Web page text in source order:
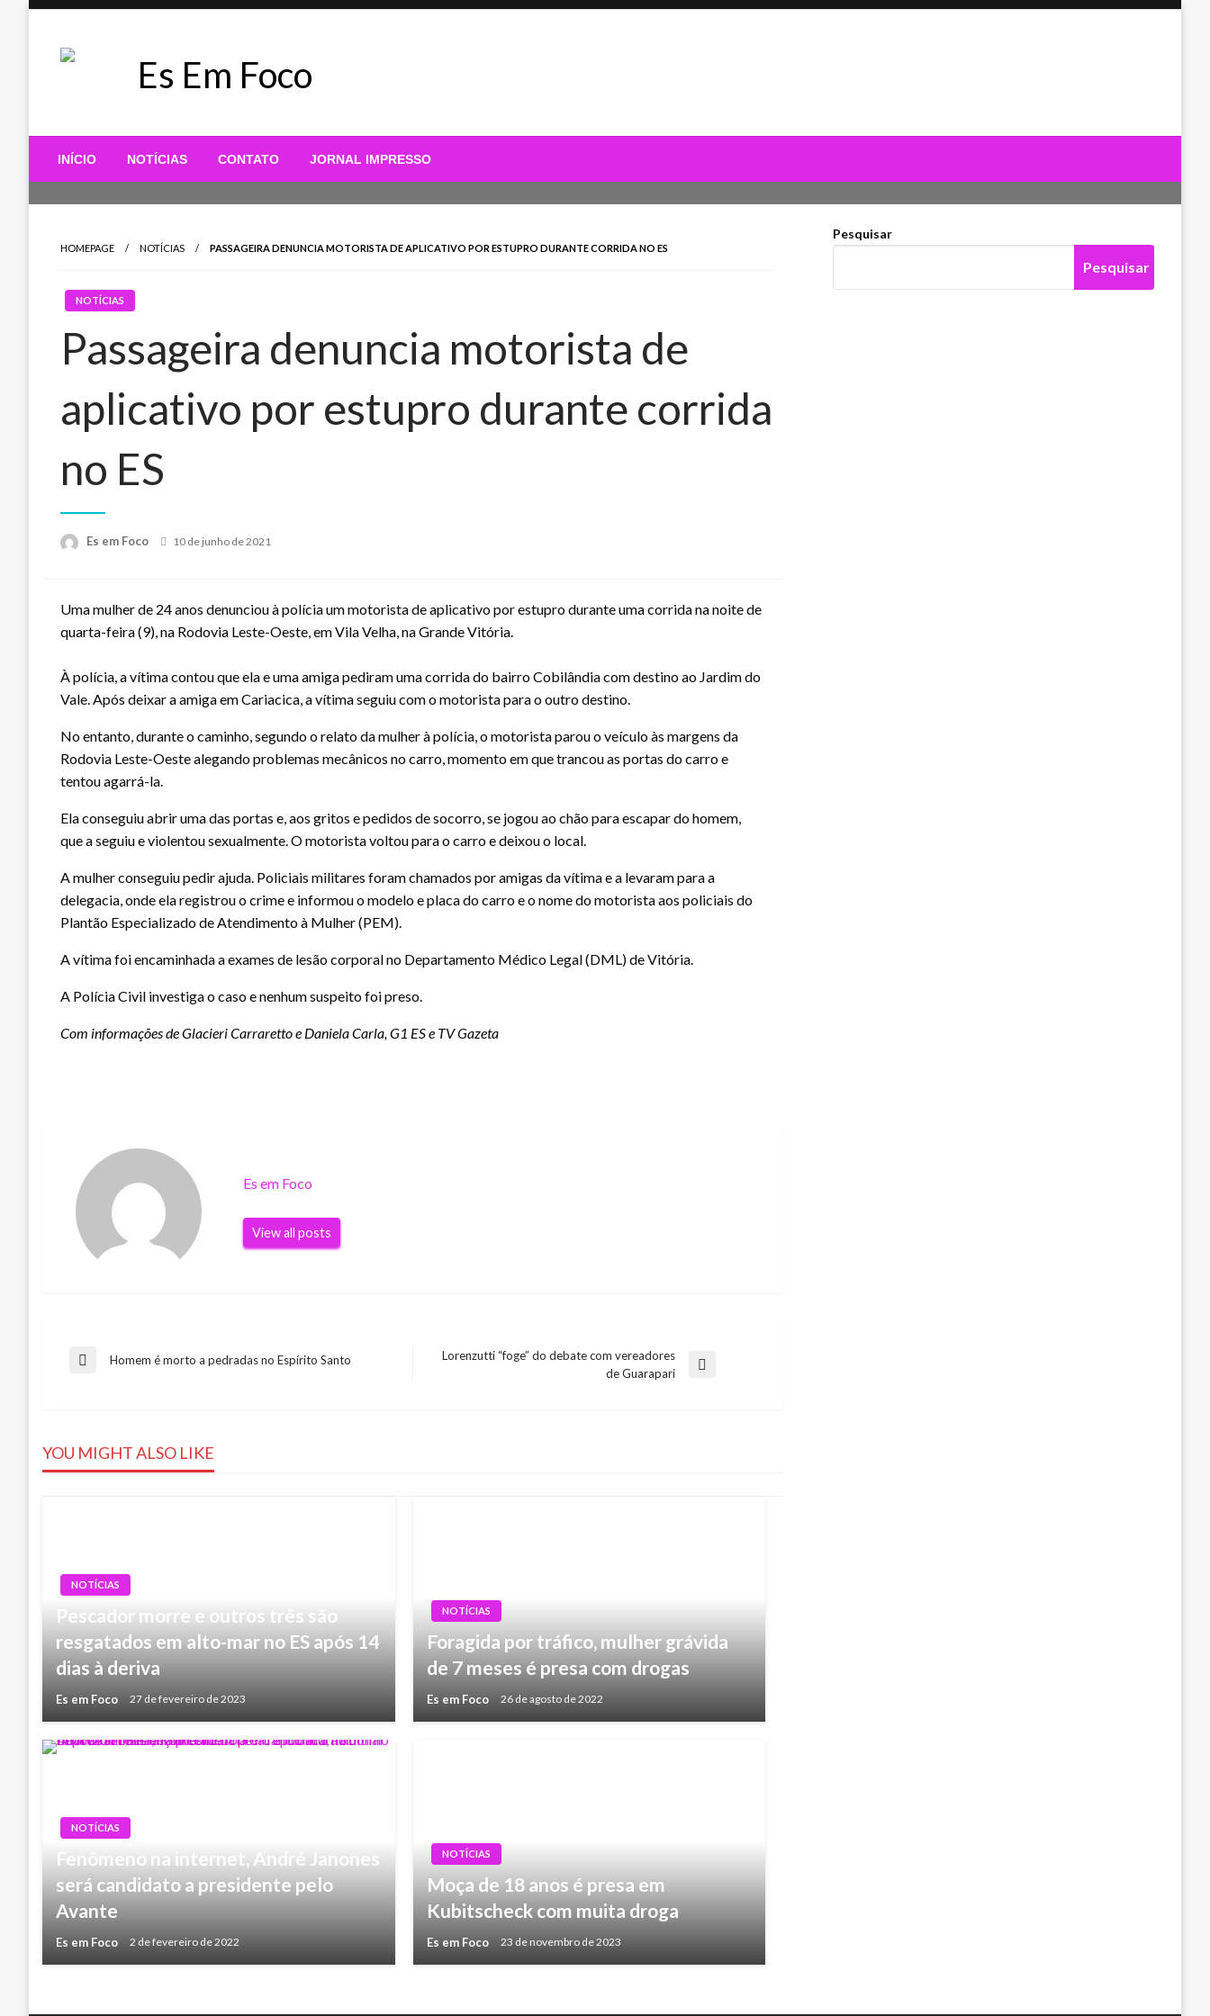
Es Em Foco
INÍCIO NOTÍCIAS CONTATO JORNAL IMPRESSO
HOMEPAGE NOTÍCIAS PASSAGEIRA DENUNCIA MOTORISTA DE APLICATIVO POR ESTUPRO DURANTE CORRIDA NO ES
NOTÍCIAS
Passageira denuncia motorista de
aplicativo por estupro durante corrida
no ES
Es em Foco
Posted
10 de junho de 2021
Uma mulher de 24 anos denunciou à polícia um motorista de aplicativo por estupro durante uma corrida na noite de
quarta-feira (9), na Rodovia Leste-Oeste, em Vila Velha, na Grande Vitória.
À polícia, a vítima contou que ela e uma amiga pediram uma corrida do bairro Cobilândia com destino ao Jardim do
Vale. Após deixar a amiga em Cariacica, a vítima seguiu com o motorista para o outro destino.
No entanto, durante o caminho, segundo o relato da mulher à polícia, o motorista parou o veículo às margens da
Rodovia Leste-Oeste alegando problemas mecânicos no carro, momento em que trancou as portas do carro e
tentou agarrá-la.
Ela conseguiu abrir uma das portas e, aos gritos e pedidos de socorro, se jogou ao chão para escapar do homem,
que a seguiu e violentou sexualmente. O motorista voltou para o carro e deixou o local.
A mulher conseguiu pedir ajuda. Policiais militares foram chamados por amigas da vítima e a levaram para a
delegacia, onde ela registrou o crime e informou o modelo e placa do carro e o nome do motorista aos policiais do
Plantão Especializado de Atendimento à Mulher (PEM).
A vítima foi encaminhada a exames de lesão corporal no Departamento Médico Legal (DML) de Vitória.
A Polícia Civil investiga o caso e nenhum suspeito foi preso.
Com informações de Glacieri Carraretto e Daniela Carla, G1 ES e TV Gazeta
Es em Foco
View all posts
Navegação
Post
Previous
Homem é morto a pedradas no Espírito Santo
Lorenzutti “foge” do debate com vereadores
de Guarapari
YOU MIGHT ALSO LIKE
NOTÍCIAS
Pescador morre e outros três são
resgatados em alto-mar no ES após 14
dias à deriva
Es em Foco 27 de fevereiro de 2023
NOTÍCIAS
Foragida por tráfico, mulher grávida
de 7 meses é presa com drogas
Es em Foco 26 de agosto de 2022
NOTÍCIAS
Fenômeno na internet, André Janones
será candidato a presidente pelo
Avante
Es em Foco 2 de fevereiro de 2022
NOTÍCIAS
Moça de 18 anos é presa em
Kubitscheck com muita droga
Es em Foco 23 de novembro de 2023
Pesquisar
Pesquisar